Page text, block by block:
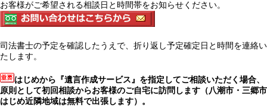
お客様がご希望される相談日と時間帯をお知らせください。
司法書士の予定を確認したうえで、折り返し予定確定日と時間を連絡い
たします。
はじめから『遺言作成サービス』を指定してご相談いただく場合、
原則として初回相談からお客様のご自宅に訪問します（八潮市・三郷市
はじめ近隣地域は無料で出張します）。